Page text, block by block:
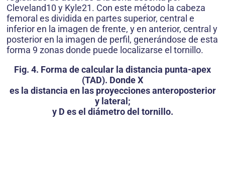
Cleveland10 y Kyle21. Con este método la cabeza
femoral es dividida en partes superior, central e
inferior en la imagen de frente, y en anterior, central y
posterior en la imagen de perfil, generándose de esta
forma 9 zonas donde puede localizarse el tornillo.
Fig. 4. Forma de calcular la distancia punta-apex
(TAD). Donde X
es la distancia en las proyecciones anteroposterior
y lateral;
y D es el diámetro del tornillo.